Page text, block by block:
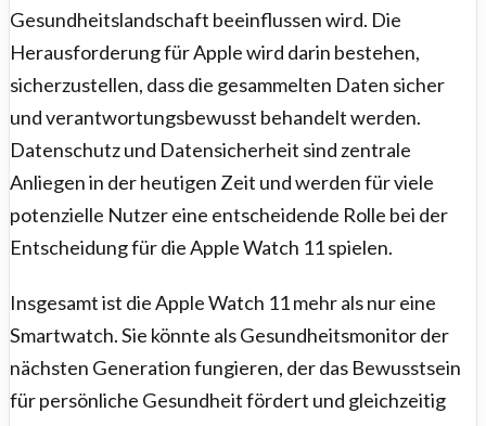
Gesundheitslandschaft beeinflussen wird. Die
Herausforderung für Apple wird darin bestehen,
sicherzustellen, dass die gesammelten Daten sicher
und verantwortungsbewusst behandelt werden.
Datenschutz und Datensicherheit sind zentrale
Anliegen in der heutigen Zeit und werden für viele
potenzielle Nutzer eine entscheidende Rolle bei der
Entscheidung für die Apple Watch 11 spielen.
Insgesamt ist die Apple Watch 11 mehr als nur eine
Smartwatch. Sie könnte als Gesundheitsmonitor der
nächsten Generation fungieren, der das Bewusstsein
für persönliche Gesundheit fördert und gleichzeitig